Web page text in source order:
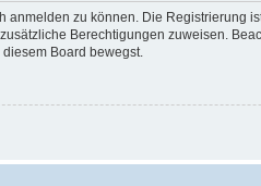
anmelden zu können. Die
Berechtigungen zuweisen.
Board bewegst.